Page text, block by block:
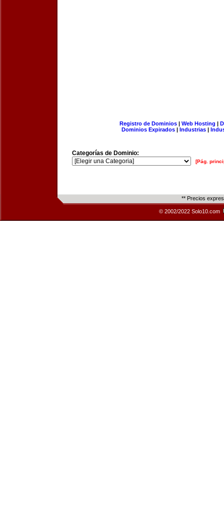
Registro de Dominios| Web Hosting |
Dominios Expirados | Industrias |
Categorías de Dominio:
[Pág.
** Precios
© 2002/2022 Solo10.com